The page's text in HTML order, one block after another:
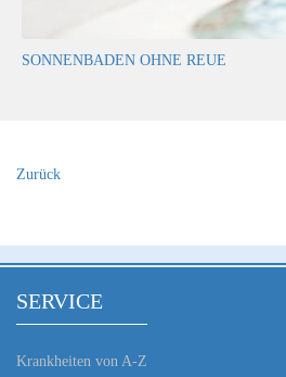
SONNENBADEN OHNE REUE
Zurück
SERVICE
Krankheiten von A-Z